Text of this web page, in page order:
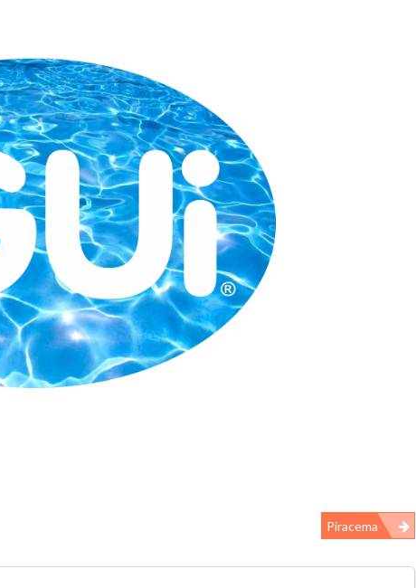
Piracema